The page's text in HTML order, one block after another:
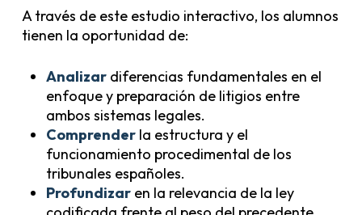
A través de este estudio interactivo, los alumnos
tienen la oportunidad de:
Analizardiferencias fundamentales en el
enfoque y preparación de litigios entre
ambos sistemas legales.
Comprenderla estructura y el
funcionamiento procedimental de los
tribunales españoles.
Profundizaren la relevancia de la ley